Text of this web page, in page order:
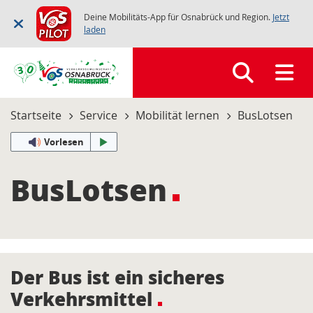
Deine Mobilitäts-App für Osnabrück und Region. Jetzt
laden
Startseite Service Mobilität lernen BusLotsen
Vorlesen
BusLotsen
Der Bus ist ein sicheres
Verkehrsmittel